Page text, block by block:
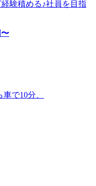
験積める♪社員を目指
〜
で10分、